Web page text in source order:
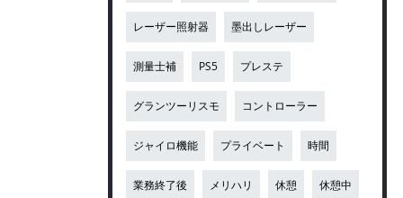
レーザー照射器 墨出しレーザー
測量士補 PS5 プレステ
グランツーリスモ コントローラー
ジャイロ機能 プライベート 時間
業務終了後 メリハリ 休憩 休憩中